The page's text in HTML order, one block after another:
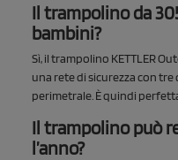
Il trampolino da
bambini?
Sì, il trampolino KETTLER
una rete di sicurezza con
perimetrale. È quindi
Il trampolino può
l’anno?